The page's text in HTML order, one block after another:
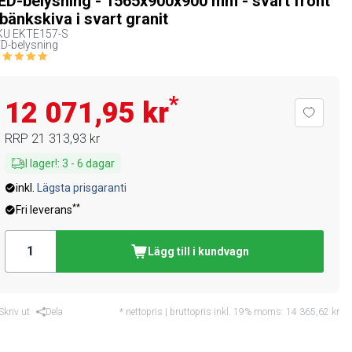
i svart granit
EKTE157-S
belysning
12 071,95 kr*
RRP 21 313,93 kr
I lager!: 3 - 6 dagar
inkl.
Lägsta prisgaranti
Fri leverans**
Lägg till i kundvagn
ut Dela * nettopris | bruttopris inkl. 19% moms: 14 365,62 kr